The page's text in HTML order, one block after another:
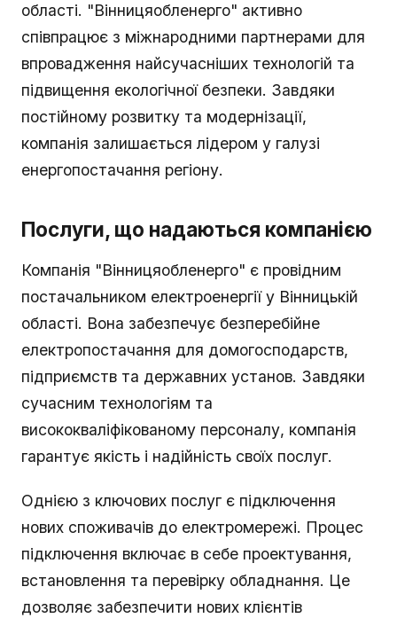
області. "Вінницяобленерго" активно
співпрацює з міжнародними партнерами для
впровадження найсучасніших технологій та
підвищення екологічної безпеки. Завдяки
постійному розвитку та модернізації,
компанія залишається лідером у галузі
енергопостачання регіону.
Послуги, що надаються компанією
Компанія "Вінницяобленерго" є провідним
постачальником електроенергії у Вінницькій
області. Вона забезпечує безперебійне
електропостачання для домогосподарств,
підприємств та державних установ. Завдяки
сучасним технологіям та
висококваліфікованому персоналу, компанія
гарантує якість і надійність своїх послуг.
Однією з ключових послуг є підключення
нових споживачів до електромережі. Процес
підключення включає в себе проектування,
встановлення та перевірку обладнання. Це
дозволяє забезпечити нових клієнтів